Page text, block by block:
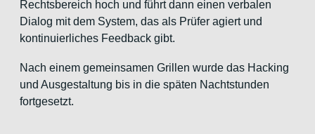
Rechtsbereich hoch und führt dann einen verbalen
Dialog mit dem System, das als Prüfer agiert und
kontinuierliches Feedback gibt.
Nach einem gemeinsamen Grillen wurde das Hacking
und Ausgestaltung bis in die späten Nachtstunden
fortgesetzt.